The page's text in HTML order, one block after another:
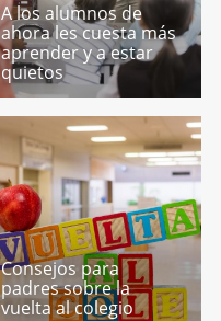
A los alumnos de
ahora les cuesta más
aprender y a estar
quietos
Consejos para
padres sobre la
vuelta al colegio